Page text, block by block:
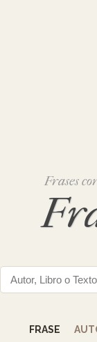
Frases
FRASE